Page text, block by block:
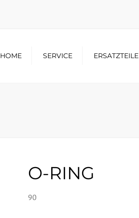
HOME SERVICE ERSATZTEILE
O-RING
90